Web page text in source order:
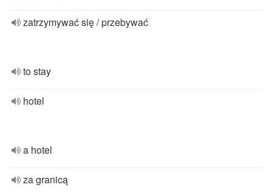
zatrzymywać się / przebywać
to stay
hotel
a hotel
za granicą